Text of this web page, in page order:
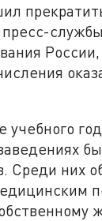
пресс-
Среди них